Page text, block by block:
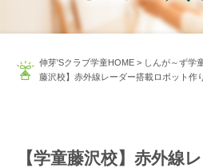
伸芽'Sクラブ学童HOME> しんが～ず学
藤沢校】赤外線レーダー搭載ロボット作
【学童藤沢校】赤外線